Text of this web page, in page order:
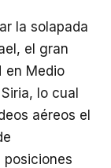
la solapada
el gran
en Medio
lo cual
aéreos el
posiciones